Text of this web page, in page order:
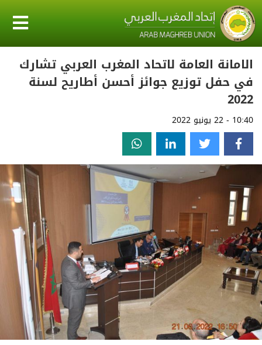
الامانة العامة لاتحاد المغرب العربي تشارك
في حفل توزيع جوائز أحسن أطاريح لسنة
2022
10:40 - 22 يونيو 2022